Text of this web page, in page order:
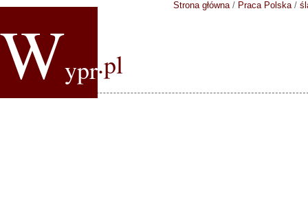
Wypr.pl
Strona główna/ Praca Polska/